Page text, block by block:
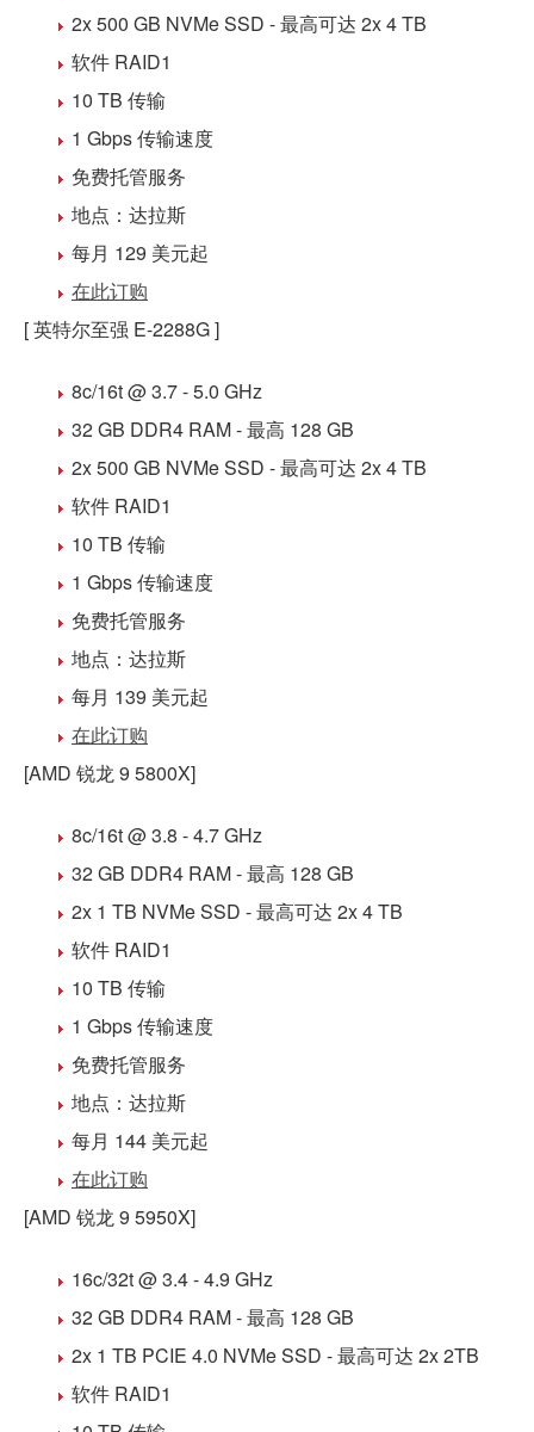
2x 500 GB NVMe SSD - 最高可达 2x 4 TB
软件 RAID1
10 TB 传输
1 Gbps 传输速度
免费托管服务
地点： 达拉斯
每月 129 美元起
在此订购
[ 英特尔至强 E-2288G ]
8c/16t @ 3.7 - 5.0 GHz
32 GB DDR4 RAM - 最高 128 GB
2x 500 GB NVMe SSD - 最高可达 2x 4 TB
软件 RAID1
10 TB 传输
1 Gbps 传输速度
免费托管服务
地点： 达拉斯
每月 139 美元起
在此订购
[AMD 锐龙 9 5800X]
8c/16t @ 3.8 - 4.7 GHz
32 GB DDR4 RAM - 最高 128 GB
2x 1 TB NVMe SSD - 最高可达 2x 4 TB
软件 RAID1
10 TB 传输
1 Gbps 传输速度
免费托管服务
地点： 达拉斯
每月 144 美元起
在此订购
[AMD 锐龙 9 5950X]
16c/32t @ 3.4 - 4.9 GHz
32 GB DDR4 RAM - 最高 128 GB
2x 1 TB PCIE 4.0 NVMe SSD - 最高可达 2x 2TB
软件 RAID1